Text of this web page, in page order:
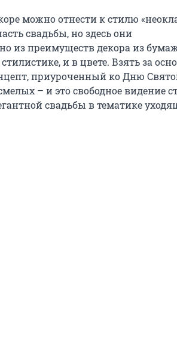
можно отнести к стилю
свадьбы, но здесь они
из преимуществ декора из
и в цвете. Взять за
приуроченный ко Дню
– и это свободное видение
свадьбы в тематике